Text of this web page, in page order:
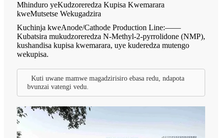
Mhinduro yeKudzoreredza Kupisa Kwemarara
kweMutsetse Wekugadzira
Kuchinja kweAnode/Cathode Production Line:——
Kubatsira mukudzoreredza N-Methyl-2-pyrrolidone (NMP),
kushandisa kupisa kwemarara, uye kuderedza mutengo
wekupisa.
Kuti uwane mamwe magadzirisiro ebasa redu, ndapota
bvunzai vatengi vedu.